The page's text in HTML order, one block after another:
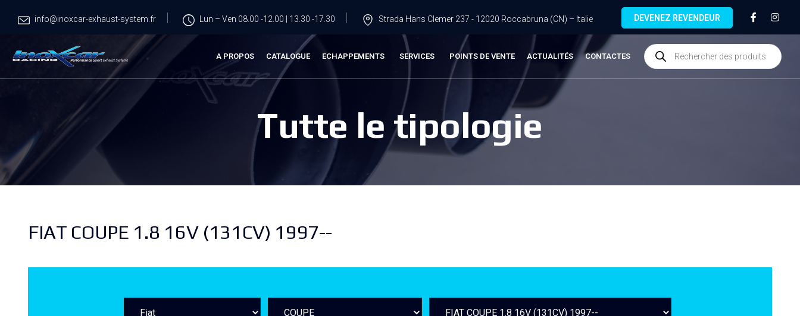
info@inoxcar-exhaust-system.fr Lun – Ven 08.00 -12.00 | 13.30 -17.30 Strada Hans Clemer 237 - 12020 Roccabruna (CN) – Italie DEVENEZ REVENDEUR
A PROPOS CATALOGUE ECHAPPEMENTS SERVICES POINTS DE VENTE ACTUALITÉS CONTACTES
Tutte le tipologie
FIAT COUPE 1.8 16V (131CV) 1997--